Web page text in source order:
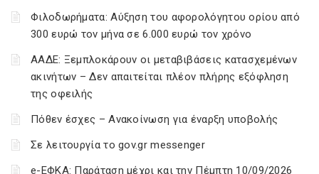
Φιλοδωρήματα: Αύξηση του αφορολόγητου ορίου από
300 ευρώ τον μήνα σε 6.000 ευρώ τον χρόνο
ΑΑΔΕ: Ξεμπλοκάρουν οι μεταβιβάσεις κατασχεμένων
ακινήτων – Δεν απαιτείται πλέον πλήρης εξόφληση
της οφειλής
Πόθεν έσχες – Ανακοίνωση για έναρξη υποβολής
Σε λειτουργία το gov.gr messenger
e-ΕΦΚΑ: Παράταση μέχρι και την Πέμπτη 10/09/2026